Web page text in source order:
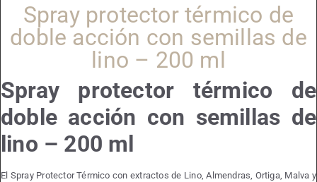
Spray protector térmico de
doble acción con semillas de
lino – 200 ml
Spray protector térmico de
doble acción con semillas de
lino – 200 ml
El Spray Protector Térmico con extractos de Lino, Almendras, Ortiga, Malva y